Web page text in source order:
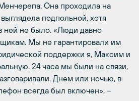
Она проходила на
подпольной, хотя
ней не было. «Люди давно
Мы не гарантировали им
поддержки я, Максим и
24 часа мы были на связи,
Днем или ночью, в
всегда был включен», –